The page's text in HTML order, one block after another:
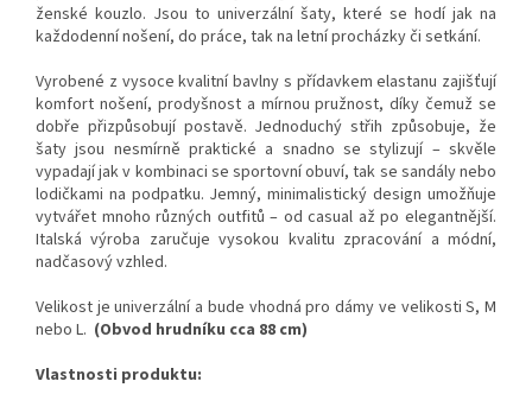
ženské kouzlo. Jsou to univerzální šaty, které se hodí jak na
každodenní nošení, do práce, tak na letní procházky či setkání.
Vyrobené z vysoce kvalitní bavlny s přídavkem elastanu zajišťují
komfort nošení, prodyšnost a mírnou pružnost, díky čemuž se
dobře přizpůsobují postavě. Jednoduchý střih způsobuje, že
šaty jsou nesmírně praktické a snadno se stylizují – skvěle
vypadají jak v kombinaci se sportovní obuví, tak se sandály nebo
lodičkami na podpatku. Jemný, minimalistický design umožňuje
vytvářet mnoho různých outfitů – od casual až po elegantnější.
Italská výroba zaručuje vysokou kvalitu zpracování a módní,
nadčasový vzhled.
Velikost je univerzální a bude vhodná pro dámy ve velikosti S, M
nebo L. (Obvod hrudníku cca 88 cm)
Vlastnosti produktu: